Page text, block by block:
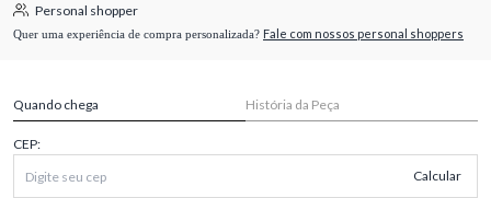
Personal shopper
Quer uma experiência de compra personalizada? Fale com nossos personal shoppers
Quando chega História da Peça
CEP:
Calcular